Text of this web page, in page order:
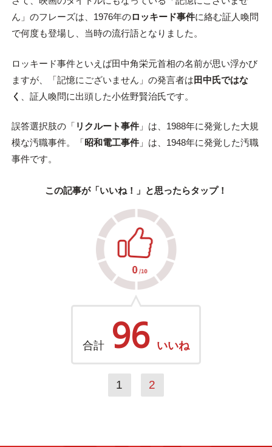
ん」のフレーズは、1976年のロッキード事件に絡む証人喚問
で何度も登場し、当時の流行語となりました。
ロッキード事件といえば田中角栄元首相の名前が思い浮かび
ますが、「記憶にございません」の発言者は 田中氏ではな
く
、証人喚問に出頭した小佐野賢治氏です。
誤答選択肢の「 リクルート事件」は、1988年に発覚した大規
模な汚職事件。「昭和電工事件」は、1948年に発覚した汚職
事件です。
この記事が「いいね！」と思ったらタップ！
合計 96 いいね
1 2